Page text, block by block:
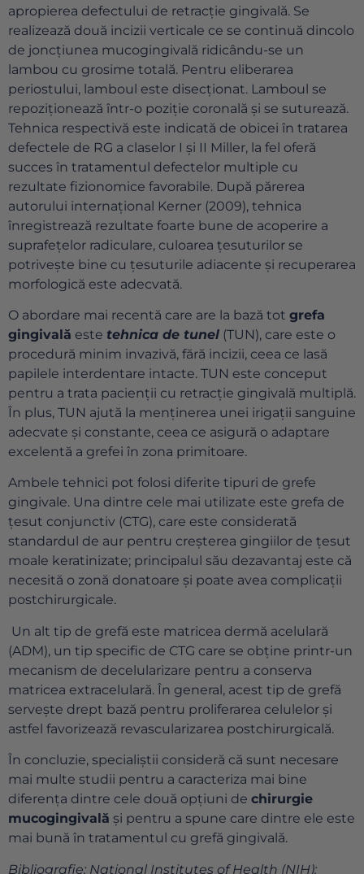
apropierea defectului de retracție gingivală. Se
realizează două incizii verticale ce se continuă dincolo
de joncțiunea mucogingivală ridicându-se un
lambou cu grosime totală. Pentru eliberarea
periostului, lamboul este disecționat. Lamboul se
repoziționează într-o poziție coronală și se suturează.
Tehnica respectivă este indicată de obicei în tratarea
defectele de RG a claselor I și II Miller, la fel oferă
succes în tratamentul defectelor multiple cu
rezultate fizionomice favorabile. După părerea
autorului internațional Kerner (2009), tehnica
înregistrează rezultate foarte bune de acoperire a
suprafețelor radiculare, culoarea țesuturilor se
potrivește bine cu țesuturile adiacente și recuperarea
morfologică este adecvată.
O abordare mai recentă care are la bază tot grefa
gingivală este tehnica de tunel (TUN), care este o
procedură minim invazivă, fără incizii, ceea ce lasă
papilele interdentare intacte. TUN este conceput
pentru a trata pacienții cu retracție gingivală multiplă.
În plus, TUN ajută la menținerea unei irigații sanguine
adecvate și constante, ceea ce asigură o adaptare
excelentă a grefei în zona primitoare.
Ambele tehnici pot folosi diferite tipuri de grefe
gingivale. Una dintre cele mai utilizate este grefa de
țesut conjunctiv (CTG), care este considerată
standardul de aur pentru creșterea gingiilor de țesut
moale keratinizate; principalul său dezavantaj este că
necesită o zonă donatoare și poate avea complicații
postchirurgicale.
Un alt tip de grefă este matricea dermă acelulară
(ADM), un tip specific de CTG care se obține printr-un
mecanism de decelularizare pentru a conserva
matricea extracelulară. În general, acest tip de grefă
servește drept bază pentru proliferarea celulelor și
astfel favorizează revascularizarea postchirurgicală.
În concluzie, specialiștii consideră că sunt necesare
mai multe studii pentru a caracteriza mai bine
diferența dintre cele două opțiuni de chirurgie
mucogingivală și pentru a spune care dintre ele este
mai bună în tratamentul cu grefă gingivală.
Bibliografie: National Institutes of Health (NIH);